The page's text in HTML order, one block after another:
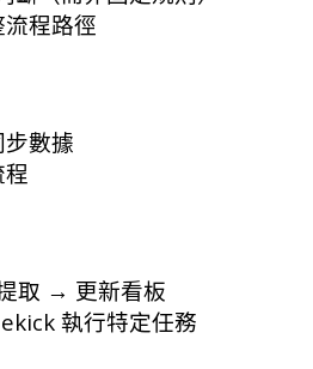
流程路徑
步數據
取 → 更新看板
執行特定任務